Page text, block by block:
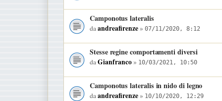
Camponotus lateralis
daandreafirenze» 07/11/2020, 8:12
Stesse regine comportamenti diversi
daGianfranco» 10/03/2021, 10:50
Camponotus lateralis in nido di legno
daandreafirenze» 10/10/2020, 12:29